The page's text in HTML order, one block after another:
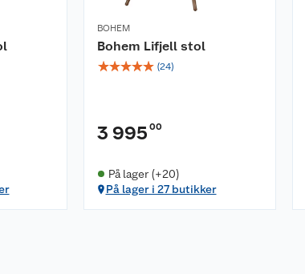
BOHEM
Bohem Lifjell stol
☆☆☆☆☆ (24)
3 995 00
På lager (+20)
På lager i 27 butikker